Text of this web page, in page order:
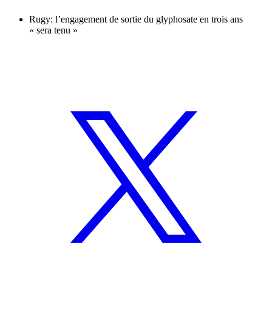
Rugy: l’engagement de sortie du glyphosate en trois ans
« sera tenu »